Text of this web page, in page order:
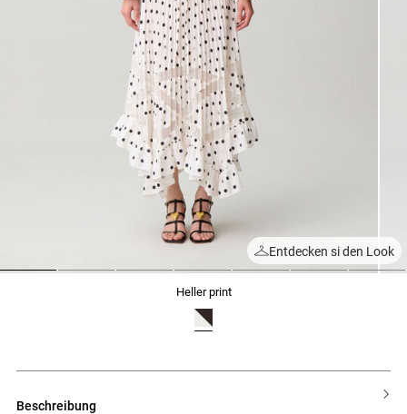
Entdecken si den Look
heller print
beschreibung